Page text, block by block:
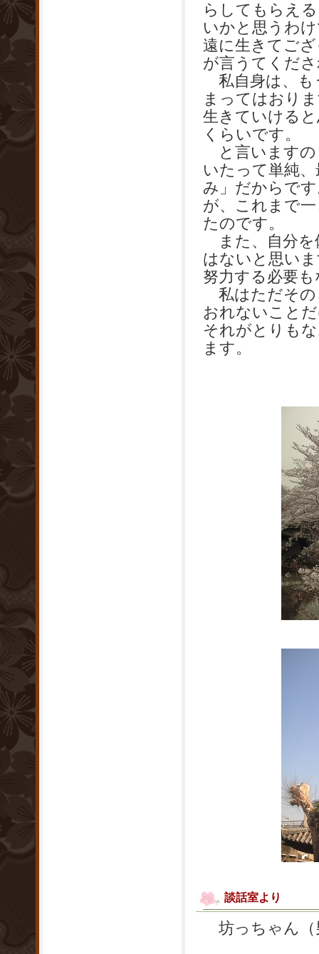
らしてもらえ
いかと思うわ
遠に生きてご
が言うてくだ
私自身は、も
まってはおり
生きていける
くらいです。
と言いますの
いたって単純
み」だからで
が、これまで
たのです。
また、自分を
はないと思い
努力する必要
私はただその
おれないこと
それがとりも
ます。
談話室より
坊っちゃん（